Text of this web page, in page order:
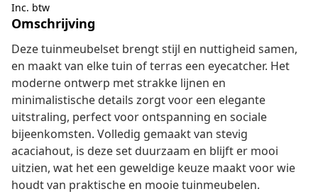
Inc. btw
Omschrijving
Deze tuinmeubelset brengt stijl en nuttigheid samen,
en maakt van elke tuin of terras een eyecatcher. Het
moderne ontwerp met strakke lijnen en
minimalistische details zorgt voor een elegante
uitstraling, perfect voor ontspanning en sociale
bijeenkomsten. Volledig gemaakt van stevig
acaciahout, is deze set duurzaam en blijft er mooi
uitzien, wat het een geweldige keuze maakt voor wie
houdt van praktische en mooie tuinmeubelen.